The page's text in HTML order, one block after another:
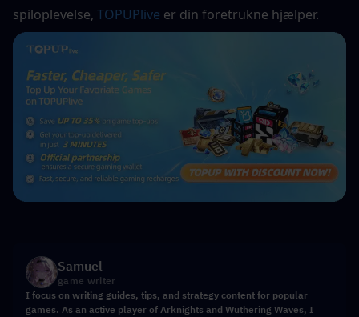
spiloplevelse, TOPUPlive er din foretrukne hjælper.
Samuel
game writer
I focus on writing guides, tips, and strategy content for popular
games. As an active player of Arknights and Wuthering Waves, I